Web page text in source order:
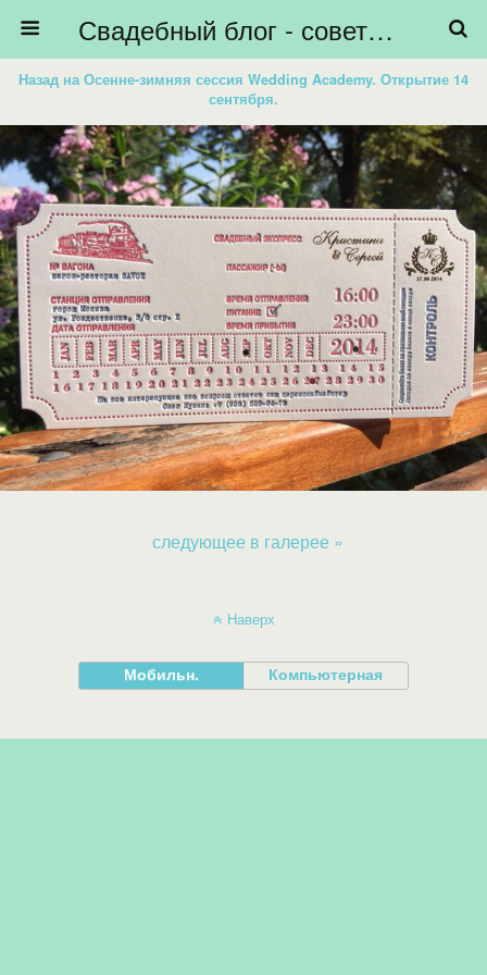
Свадебный блог - советы невестам, подготовка к свадьбе - HiBride
Назад на Осенне-зимняя сессия Wedding Academy. Открытие 14
сентября.
следующее в галерее »
Наверх
Мобильн. Компьютерная